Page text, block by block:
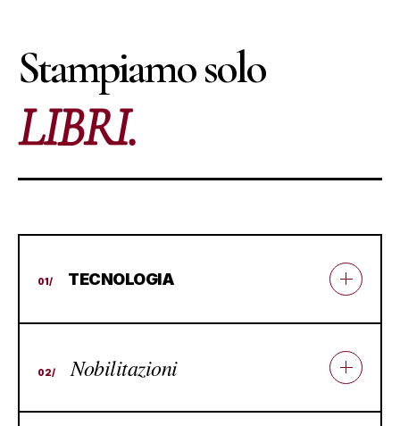
Stampiamo solo
LIBRI.
01/ TECNOLOGIA
02/ Nobilitazioni